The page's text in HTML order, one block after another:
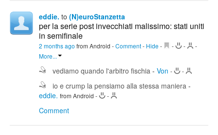
eddie. to (N)euroStanzetta
per la serie post invecchiati malissimo: stati uniti
in semifinale
2 months ago from Android -Comment- Hide - - -
-
More...
vediamo quando l'arbitro fischia - Von - -
io e crump la pensiamo alla stessa maniera -
eddie. from Android - -
Comment